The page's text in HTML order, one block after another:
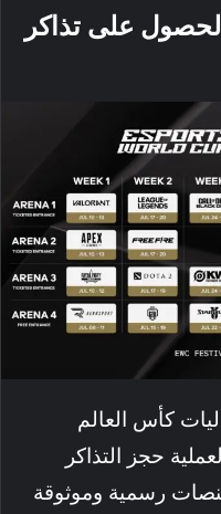
على تذاكر
كأس العالم
حجز التذاكر
رسمية وموثوقة